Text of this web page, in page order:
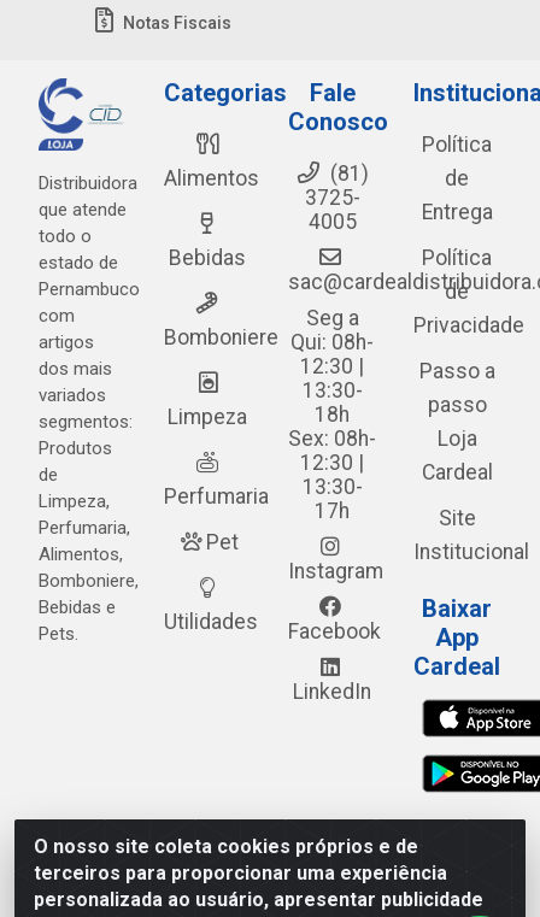
O nosso site coleta cookies próprios e de
terceiros para proporcionar uma experiência
personalizada ao usuário, apresentar publicidade
Notas Fiscais
Distribuidora
que atende
todo o
estado de
Pernambuco
com
artigos
dos mais
variados
segmentos:
Produtos
de
Limpeza,
Perfumaria,
Alimentos,
Bomboniere,
Bebidas e
Pets.
Categorias
Alimentos
Bebidas
Bomboniere
Limpeza
Perfumaria
Pet
Utilidades
Fale
Conosco
(81)
3725-
4005
Seg a
Qui: 08h-
12:30 |
13:30-
18h
Sex: 08h-
12:30 |
13:30-
17h
Instagram
Facebook
LinkedIn
Política
de
Entrega
Política
de
Privacidade
Passo a
passo
Loja
Cardeal
Site
Institucional
Baixar
App
Cardeal
Cardeal Distribuidora - Estrada Alto do Moura, 582 - Alto
do Moura - Caruaru/PE - CEP 55.040-120 - CNPJ